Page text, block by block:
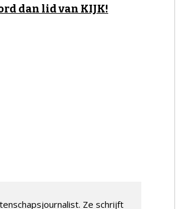
dan lid van KIJK!
Ze schrijft